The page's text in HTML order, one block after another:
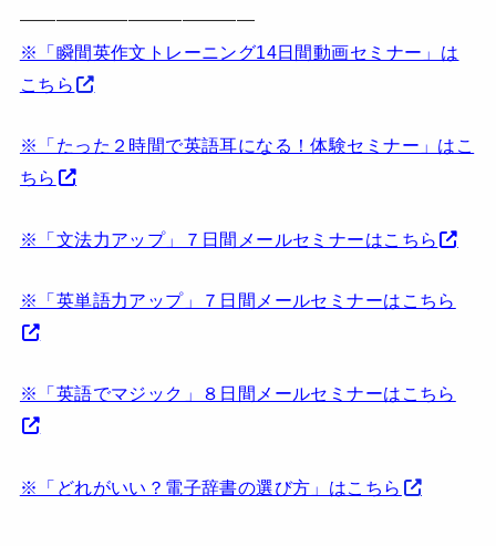
—————————————
※「瞬間英作文トレーニング14日間動画セミナー」は
こちら
※「たった２時間で英語耳になる！体験セミナー」はこ
ちら
※「文法力アップ」７日間メールセミナーはこちら
※「英単語力アップ」７日間メールセミナーはこちら
※「英語でマジック」８日間メールセミナーはこちら
※「どれがいい？電子辞書の選び方」はこちら